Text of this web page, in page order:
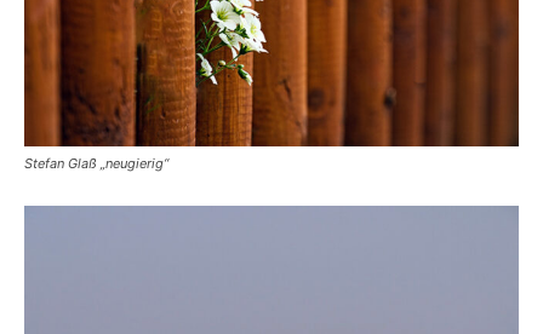
Stefan Glaß „neugierig“